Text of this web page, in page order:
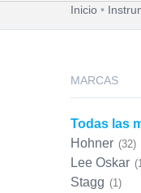
Inicio
MARCAS
Todas las
Hohner (32)
Lee Oskar
Stagg (1)